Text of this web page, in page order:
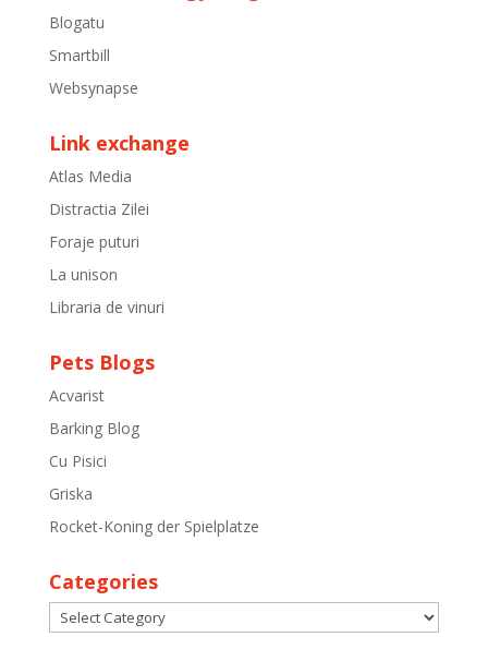
Blogatu
Smartbill
Websynapse
Link exchange
Atlas Media
Distractia Zilei
Foraje puturi
La unison
Libraria de vinuri
Pets Blogs
Acvarist
Barking Blog
Cu Pisici
Griska
Rocket-Koning der Spielplatze
Categories
Categories